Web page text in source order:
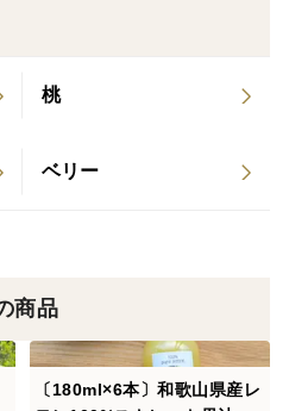
桃
ベリー
商品
〔180ml×6本〕和歌山県産レ